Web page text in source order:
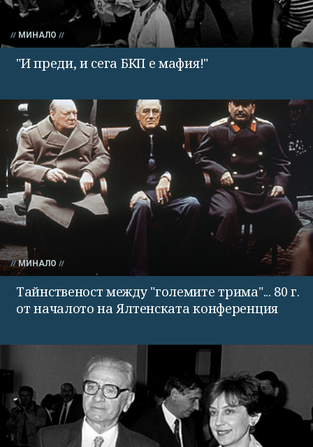
МИНАЛО
"И преди, и сега БКП е мафия!"
МИНАЛО
Тайнственост между "големите трима"... 80 г.
от началото на Ялтенската конференция